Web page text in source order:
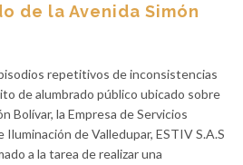
de la Avenida Simón
repetitivos de inconsistencias
de alumbrado público ubicado sobre
Bolívar, la Empresa de Servicios
Iluminación de Valledupar, ESTIV S.A.S
a la tarea de realizar una